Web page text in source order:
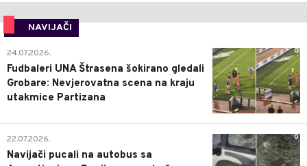
NAVIJAČI
0
24.07.2026.
Fudbaleri UNA Štrasena šokirano gledali
Grobare: Nevjerovatna scena na kraju
utakmice Partizana
0
22.07.2026.
Navijači pucali na autobus sa